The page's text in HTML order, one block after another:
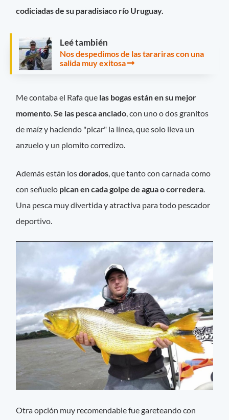
codiciadas de su paradisiaco río Uruguay.
Leé también
Nos despedimos de las tarariras con una
salida muy exitosa
Me contaba el Rafa que las bogas están en su mejor
momento.Se las pesca anclado, con uno o dos granitos
de maíz y haciendo "picar" la línea, que solo lleva un
anzuelo y un plomito corredizo.
Además están losdorados, que tanto con carnada como
con señuelo pican en cada golpe de agua o corredera.
Una pesca muy divertida y atractiva para todo pescador
deportivo.
Otra opción muy recomendable fue gareteando con